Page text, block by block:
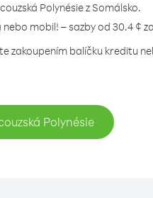
Polynésie z Somálsko.
mobil! – sazby od 30.4 ¢
zakoupením balíčku kreditu
Polynésie